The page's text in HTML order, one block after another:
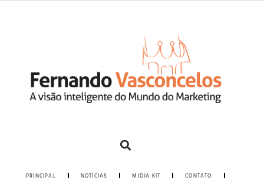
PRINCIPAL NOTÍCIAS MIDIA KIT CONTATO